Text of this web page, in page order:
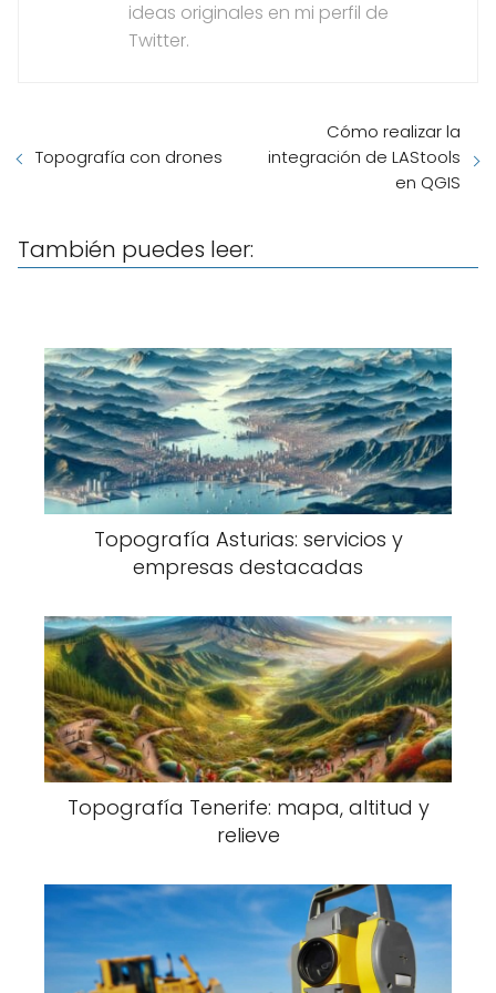
ideas originales en mi perfil de
Twitter.
Topografía con drones
Cómo realizar la
integración de LAStools
en QGIS
También puedes leer:
Topografía Asturias: servicios y
empresas destacadas
Topografía Tenerife: mapa, altitud y
relieve